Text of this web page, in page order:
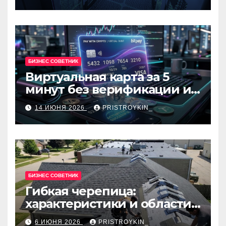
БИЗНЕС СОВЕТНИК
Виртуальная карта за 5
минут без верификации и
банков с пополнением в
USDT
14 ИЮНЯ 2026 PRISTROYKIN_
БИЗНЕС СОВЕТНИК
Гибкая черепица:
характеристики и области
применения
6 ИЮНЯ 2026 PRISTROYKIN_